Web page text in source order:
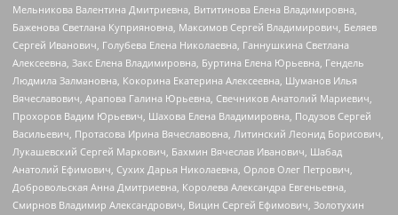
Мельникова Валентина Дмитриевна, Вититинова Елена Владимировна,
Баженова Светлана Куприяновна, Максимов Сергей Владимирович, Беляев
Сергей Иванович, Голубева Елена Николаевна, Ганнушкина Светлана
Алексеевна, Закс Елена Владимировна, Буртина Елена Юрьевна, Гендель
Людмила Залмановна, Кокорина Екатерина Алексеевна, Шуманов Илья
Вячеславович, Арапова Галина Юрьевна, Свечников Анатолий Мариевич,
Прохоров Вадим Юрьевич, Шахова Елена Владимировна, Подузов Сергей
Васильевич, Протасова Ирина Вячеславовна, Литинский Леонид Борисович,
Лукашевский Сергей Маркович, Бахмин Вячеслав Иванович, Шабад
Анатолий Ефимович, Сухих Дарья Николаевна, Орлов Олег Петрович,
Добровольская Анна Дмитриевна, Королева Александра Евгеньевна,
Смирнов Владимир Александрович, Вицин Сергей Ефимович, Золотухин